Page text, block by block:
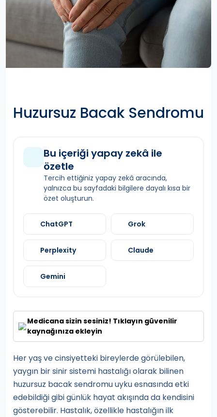
Huzursuz Bacak Sendromu
Bu içeriği yapay zekâ ile
özetle
Tercih ettiğiniz yapay zekâ aracında,
yalnızca bu sayfadaki bilgilere dayalı kısa bir
özet oluşturun.
ChatGPT Grok
Perplexity Claude
Gemini
Medicana sizin sesiniz! Tıklayın güvenilir
kaynağınıza ekleyin
Her yaş ve cinsiyetteki bireylerde görülebilen,
yaygın bir sinir sistemi hastalığı olarak bilinen
huzursuz bacak sendromu uyku esnasında etki
edebildiği gibi günlük hayat akışında da kendisini
gösterebilir. Hastalık, özellikle hastalığın ilk